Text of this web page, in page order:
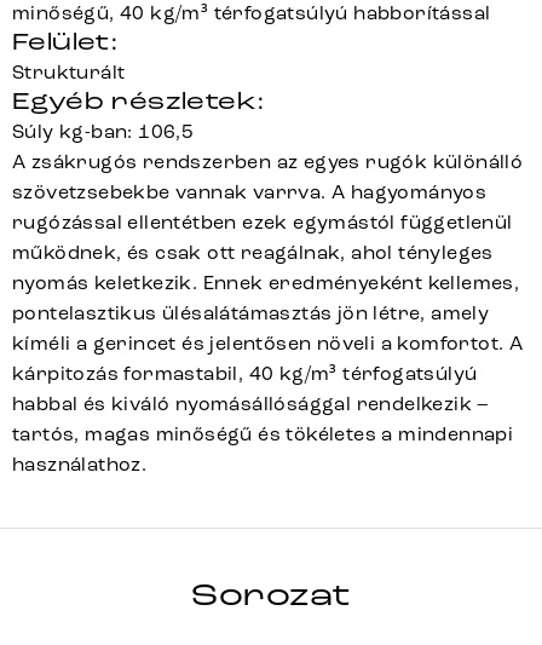
minőségű, 40 kg/m³ térfogatsúlyú habborítással
Felület:
Strukturált
Egyéb részletek:
Súly kg-ban: 106,5
A zsákrugós rendszerben az egyes rugók különálló
szövetzsebekbe vannak varrva. A hagyományos
rugózással ellentétben ezek egymástól függetlenül
működnek, és csak ott reagálnak, ahol tényleges
nyomás keletkezik. Ennek eredményeként kellemes,
pontelasztikus ülésalátámasztás jön létre, amely
kíméli a gerincet és jelentősen növeli a komfortot. A
kárpitozás formastabil, 40 kg/m³ térfogatsúlyú
habbal és kiváló nyomásállósággal rendelkezik –
tartós, magas minőségű és tökéletes a mindennapi
használathoz.
Sorozat
TAYA-FLEX Teljes sorozat részletei